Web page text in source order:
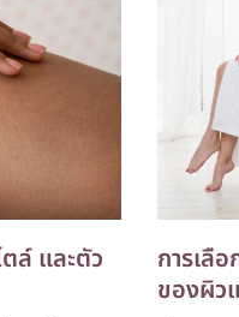
ล์ และตัว
การเลื
ของผิว